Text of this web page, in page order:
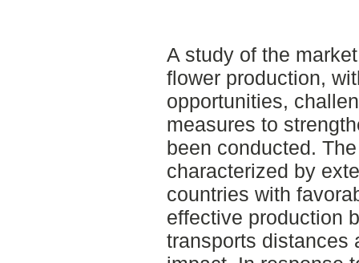
A study of the
flower production,
opportunities,
measures to
been conducted.
characterized by
countries with
effective production
transports distances